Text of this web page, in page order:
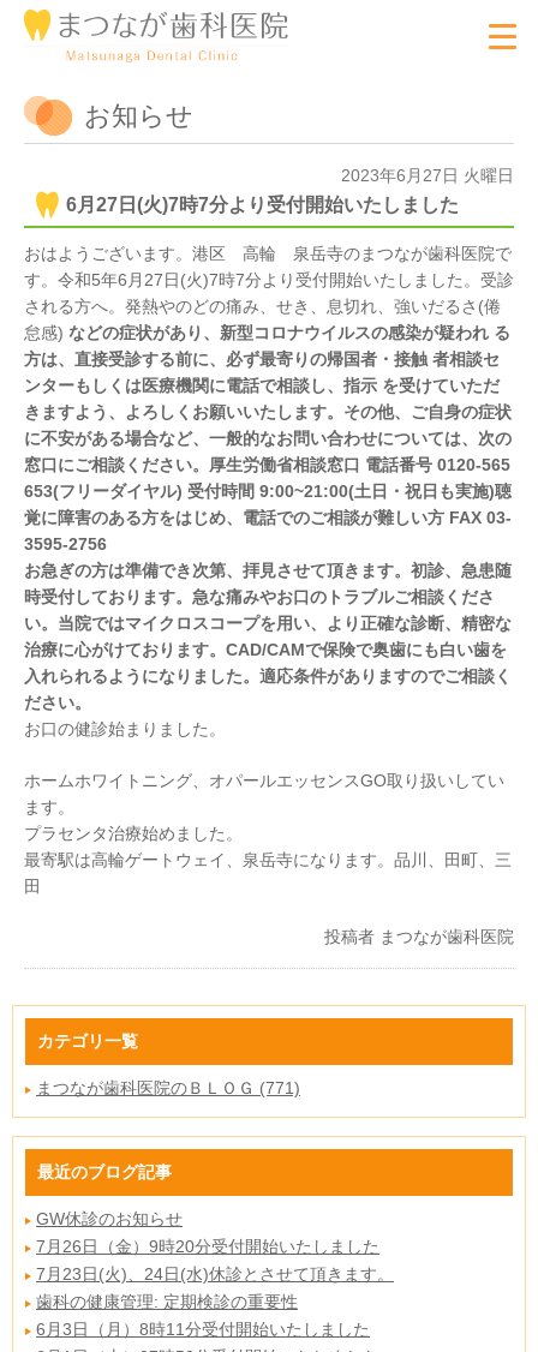
お知らせ
2023年6月27日 火曜日
6月27日(火)7時7分より受付開始いたしました
おはようございます。港区 高輪 泉岳寺のまつなが歯科医院で
す。令和5年6月27日(火)7時7分より受付開始いたしました。受診
される方へ。発熱やのどの痛み、せき、息切れ、強いだるさ(倦
怠感) などの症状があり、新型コロナウイルスの感染が疑われ る
方は、直接受診する前に、必ず最寄りの帰国者・接触 者相談セ
ンターもしくは医療機関に電話で相談し、指示 を受けていただ
きますよう、よろしくお願いいたします。その他、ご自身の症状
に不安がある場合など、一般的なお問い合わせについては、次の
窓口にご相談ください。厚生労働省相談窓口 電話番号 0120-565
653(フリーダイヤル) 受付時間 9:00~21:00(土日・祝日も実施)聴
覚に障害のある方をはじめ、電話でのご相談が難しい方 FAX 03-
3595-2756
お急ぎの方は準備でき次第、拝見させて頂きます。初診、急患随
時受付しております。急な痛みやお口のトラブルご相談くださ
い。当院ではマイクロスコープを用い、より正確な診断、精密な
治療に心がけております。CAD/CAMで保険で奥歯にも白い歯を
入れられるようになりました。適応条件がありますのでご相談く
ださい。
お口の健診始まりました。
ホームホワイトニング、オパールエッセンスGO取り扱いしてい
ます。
プラセンタ治療始めました。
最寄駅は高輪ゲートウェイ、泉岳寺になります。品川、田町、三
田
投稿者 まつなが歯科医院
カテゴリ一覧
まつなが歯科医院のＢＬＯＧ (771)
最近のブログ記事
GW休診のお知らせ
7月26日（金）9時20分受付開始いたしました
7月23日(火)、24日(水)休診とさせて頂きます。
歯科の健康管理: 定期検診の重要性
6月3日（月）8時11分受付開始いたしました